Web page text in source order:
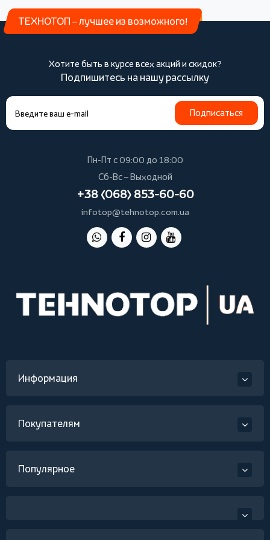
ТЕХНОТОП – лучшее из возможного!
Хотите быть в курсе всех акций и скидок?
Подпишитесь на нашу рассылку
Подписаться
Пн-Пт с 09:00 до 18:00
Сб-Вс – Выходной
+38 (068) 853-60-60
infotop@tehnotop.com.ua
Информация
Покупателям
Популярное